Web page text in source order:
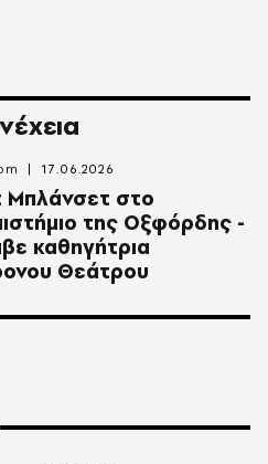
Μπλάνσετ στο
της Οξφόρδης -
καθηγήτρια
Θεάτρου
17.06.2026